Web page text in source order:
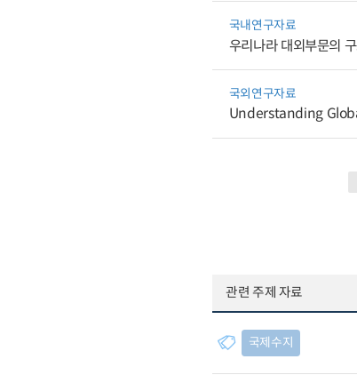
국내연구자료
우리나라 대외부문의
국외연구자료
Understanding
관련 주제 자료
국제수지